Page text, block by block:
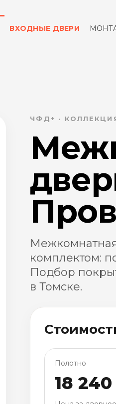
ВХОДНЫЕ ДВЕРИ
ЧФД+ ·
комплектом:
Подбор
в Томске.
Полотно
18